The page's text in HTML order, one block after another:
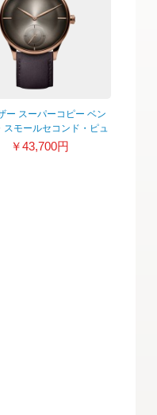
ー スーパーコピー ベン
スモールセコンド・ピュ
リティ 2327-0404
￥43,700円